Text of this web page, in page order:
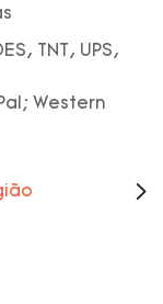
TNT, UPS,
Western